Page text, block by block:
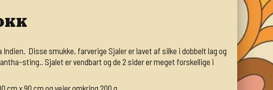
Indien. Disse smukke, farverige Sjaler er lavet af silke i dobbelt lag og
sting.. Sjalet er vendbart og de 2 sider er meget forskellige i
cm x 90 cm og vejer omkring 200 g